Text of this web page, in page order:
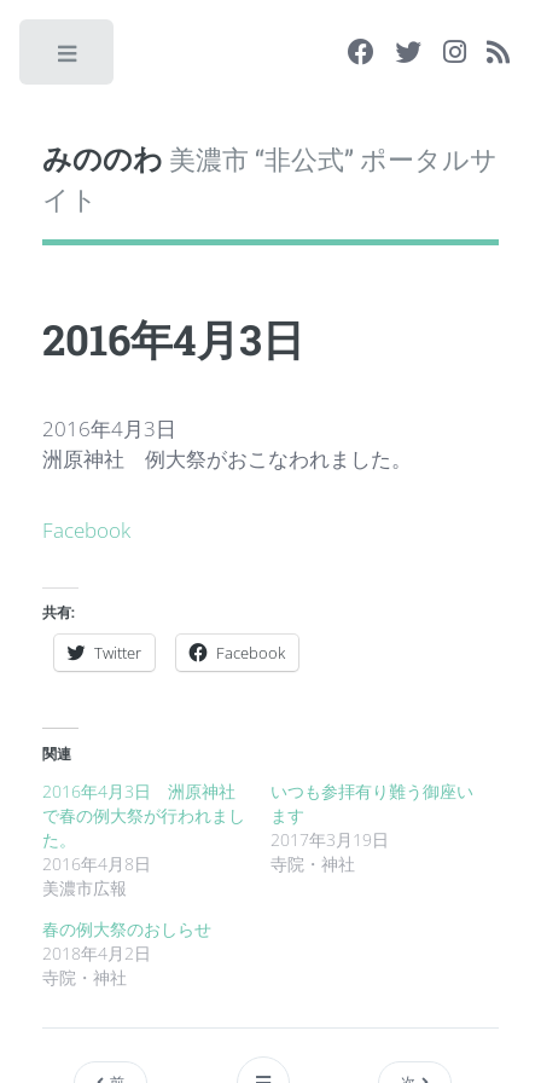
みののわ 美濃市 “非公式” ポータルサ
イト
2016年4月3日
2016年4月3日
洲原神社 例大祭がおこなわれました。
Facebook
共有:
Twitter Facebook
関連
2016年4月3日 洲原神社
で春の例大祭が行われまし
た。
2016年4月8日
美濃市広報
いつも参拝有り難う御座い
ます
2017年3月19日
寺院・神社
春の例大祭のおしらせ
2018年4月2日
寺院・神社
Toggle